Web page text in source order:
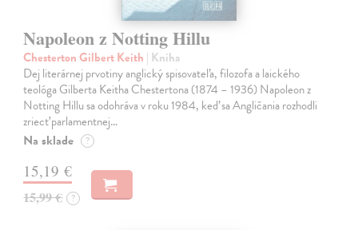
Napoleon z Notting Hillu
Chesterton Gilbert Keith | Kniha
Dej literárnej prvotiny anglický spisovateľa, filozofa a laického
teológa Gilberta Keitha Chestertona (1874 – 1936) Napoleon z
Notting Hillu sa odohráva v roku 1984, keď sa Angličania rozhodli
zriecť parlamentnej…
Na sklade ?
15,19 €
15,99 € ?